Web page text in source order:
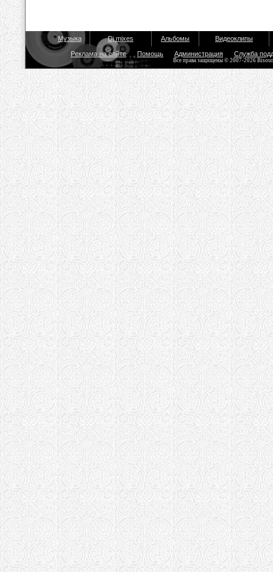
Музыка Dj mixes Альбомы Видеоклипы
Реклама на сайте Помощь Администрация Служба
Все права защищены © 2007-2026